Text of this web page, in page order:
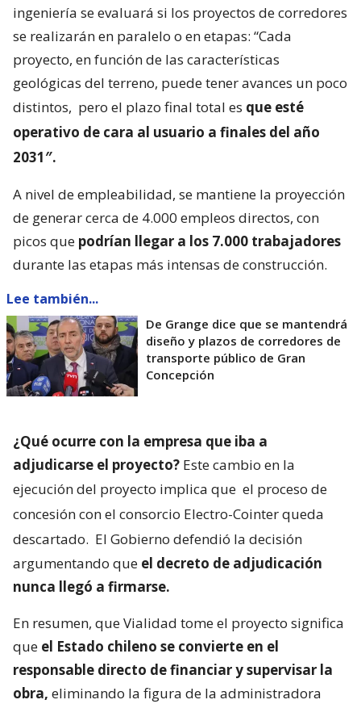
ingeniería se evaluará si los proyectos de corredores
se realizarán en paralelo o en etapas: “Cada
proyecto, en función de las características
geológicas del terreno, puede tener avances un poco
distintos, pero el plazo final total es que esté
operativo de cara al usuario a finales del año
2031″.
A nivel de empleabilidad, se mantiene la proyección
de generar cerca de 4.000 empleos directos, con
picos que podrían llegar a los 7.000 trabajadores
durante las etapas más intensas de construcción.
Lee también...
De Grange dice que se mantendrá
diseño y plazos de corredores de
transporte público de Gran
Concepción
¿Qué ocurre con la empresa que iba a
adjudicarse el proyecto? Este cambio en la
ejecución del proyecto implica que el proceso de
concesión con el consorcio Electro-Cointer queda
descartado. El Gobierno defendió la decisión
argumentando que el decreto de adjudicación
nunca llegó a firmarse.
En resumen, que Vialidad tome el proyecto significa
que el Estado chileno se convierte en el
responsable directo de financiar y supervisar la
obra, eliminando la figura de la administradora